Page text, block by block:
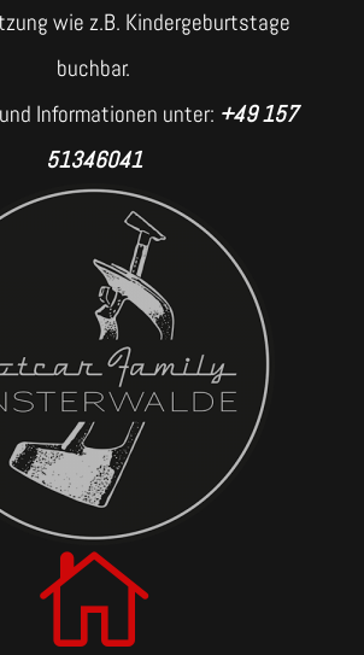
wie z.B. Kindergeburtstage
buchbar.
Informationen unter: +49 157
51346041
